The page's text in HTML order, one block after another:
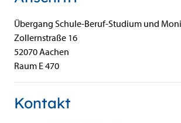
Übergang Schule-Beruf-Studium und
Zollernstraße 16
52070Aachen
Raum E 470
Kontakt